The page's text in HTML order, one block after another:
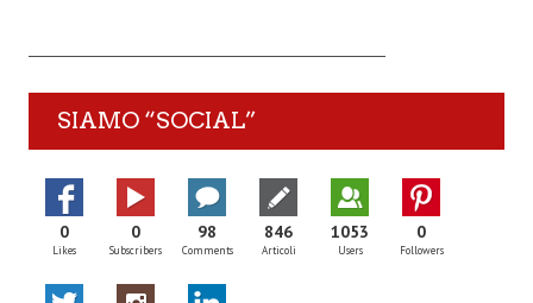
SIAMO “SOCIAL”
0
Likes
0
Subscribers
98
Comments
846
Articoli
1053
Users
0
Followers